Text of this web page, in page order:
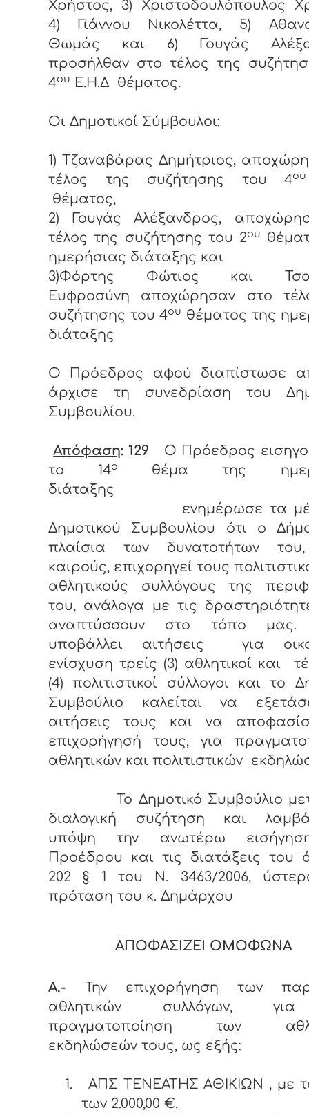
Χρήστος, 3) Χριστοδουλόπουλος
4) Γιάννου Νικολέττα, 5)
Θωμάς και 6) Γουγάς
προσήλθαν στο τέλος της
4ου Ε.Η.Δ θέματος.
Οι Δημοτικοί Σύμβουλοι:
1) Τζαναβάρας Δημήτριος,
τέλος της συζήτησης του 4ου
θέματος,
2) Γουγάς Αλέξανδρος,
τέλος της συζήτησης του 2ου
ημερήσιας διάταξης και
3)Φόρτης Φώτιος και
Ευφροσύνη
αποχώρησαν στο
συζήτησης του 4ου θέματος της
διάταξης
Ο Πρόεδρος αφού διαπίστωσε
άρχισε τη συνεδρίαση του
Συμβουλίου.
Απόφαση: 129 O Πρόεδρος
το 14ο
θέμα της
διάταξης
ενημέρωσε τα μέλη
Δημοτικού Συμβουλίου ότι ο
πλαίσια των δυνατοτήτων
καιρούς, επιχορηγεί τους
αθλητικούς συλλόγους της
του, ανάλογα με τις
αναπτύσσουν στο τόπο μας.
υποβάλλει αιτήσεις για
ενίσχυση τρείς (3) αθλητικοί και
(4) πολιτιστικοί σύλλογοι και το
Συμβούλιο καλείται να
αιτήσεις τους και να
επιχορήγησή τους, για
αθλητικών και πολιτιστικών
Το Δημοτικό Συμβούλιο
διαλογική συζήτηση και
υπόψη την ανωτέρω
Προέδρου και τις διατάξεις του
202 § 1 του Ν. 3463/2006,
πρόταση του κ. Δημάρχου
ΑΠΟΦΑΣΙΖΕΙ ΟΜΟΦΩΝΑ
Α.- Την επιχορήγηση των
αθλητικών συλλόγων,
πραγματοποίηση των
εκδηλώσεών τους, ως εξής:
1.
ΑΠΣ ΤΕΝΕΑΤΗΣ ΑΘΙΚΙΩΝ , με
των 2.000,00 €.